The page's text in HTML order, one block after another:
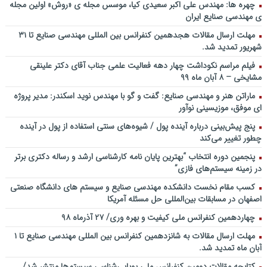
ملی توسعه مدیریت پولی و بانکی
بهمن ماه ۹۲
چهره ها: مهندس علی اکبر سعیدی کیا، موسس مجله ی «روش» اولین مجله
ی مهندسی صنایع ایران
مهلت ارسال مقالات هجدهمین کنفرانس بین المللی مهندسی صنایع تا ۳۱
شهریور تمدید شد.
فیلم مراسم نکوداشت چهار دهه فعالیت علمی جناب آقای دکتر علینقی
مشایخی – ۸ آبان ماه ۹۹
ماراتن هنر و مهندسی صنایع: گفت و گو با مهندس نوید اسکندر: مدیر پروژه
ای موفق، موزیسینی نوآور
پنج پیش‌بینی درباره آینده پول / شیوه‌های سنتی استفاده از پول در آینده
چطور تغییر می‌کند
پنجمین دورۀ انتخاب “بهترین پایان ­نامه کارشناسی­ ارشد و رساله دکتری برتر
در زمینه سیستم‌های فازی”
کسب مقام نخست دانشکده مهندسی صنایع و سیستم های دانشگاه صنعتی
اصفهان در مسابقات بین‌المللی حل مسئله آمریکا
چهاردهمین کنفرانس ملی کیفیت و بهره وری/ ۲۷ آذرماه ۹۸
مهلت ارسال مقالات به شانزدهمین کنفرانس بین المللی مهندسی صنایع تا ۱
آبان ماه تمدید شد.